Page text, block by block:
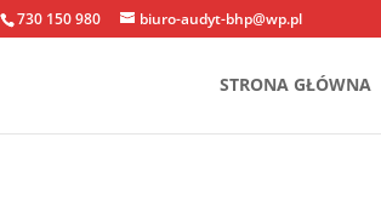
730 150 980 biuro-audyt-bhp@wp.pl
STRONA GŁÓWNA